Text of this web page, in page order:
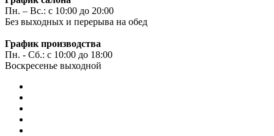
Пн. – Вс.: с 10:00 до 20:00
Без выходных и перерыва на обед
График производства
Пн. - Сб.: с 10:00 до 18:00
Воскресенье выходной